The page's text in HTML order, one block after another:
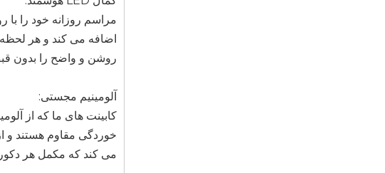
اضافه می کند و هر لحظه
روشن و واضح را بدون
آلومینیم مجستی:
کابینت های ما که از
می کند که مکمل هر